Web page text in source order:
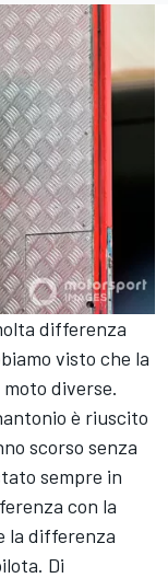
differenza
visto che la
diverse.
è riuscito
scorso senza
sempre in
con la
la differenza
Di